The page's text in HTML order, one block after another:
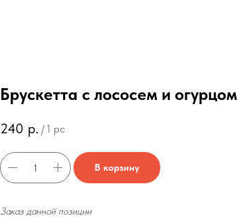
Брускетта с лососем и огурцом
240 р. / 1 pc
В корзину
Заказ данной позиции